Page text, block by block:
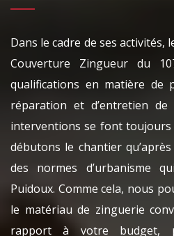
Dans le cadre de ses
Couverture Zingueur du
qualifications en matière de
réparation et d’entretien de
interventions se font
débutons le chantier
des normes d’urbanisme
Puidoux. Comme cela, nous
le matériau de zinguerie
rapport à votre budget,